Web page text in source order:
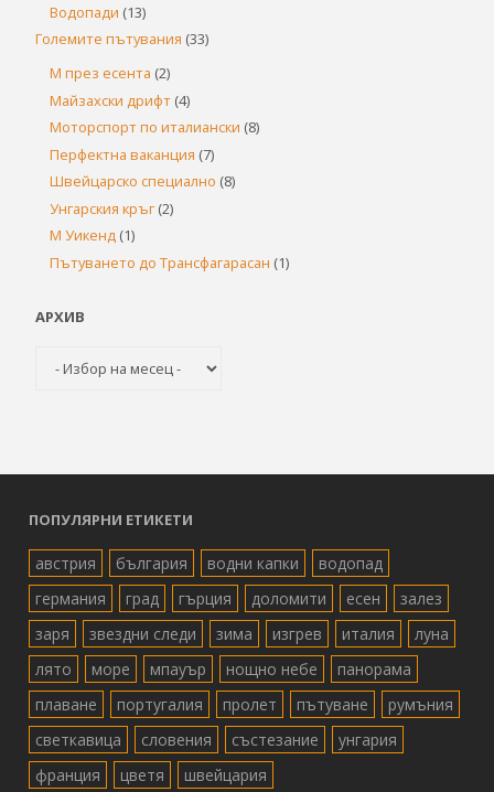
Водопади (13)
Големите пътувания (33)
М през есента (2)
Майзахски дрифт (4)
Моторспорт по италиански (8)
Перфектна ваканция (7)
Швейцарско специално (8)
Унгарския кръг (2)
М Уикенд (1)
Пътуването до Трансфагарасан (1)
АРХИВ
ПОПУЛЯРНИ ЕТИКЕТИ
австрия българия водни капки
водопад
германия
град гърция доломити есен
залез
заря
звездни следи зима изгрев италия
луна
лято
море мпауър нощно небе
панорама
плаване
португалия пролет пътуване
румъния
светкавица
словения състезание
унгария
франция
цветя швейцария